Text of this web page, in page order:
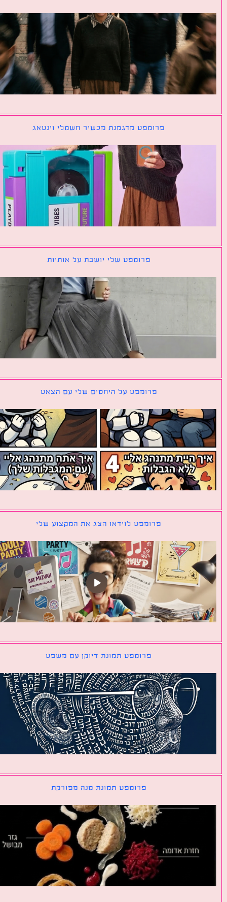
פרומפט מדגמנת מכשיר חשמלי וינטאג
פרומפט שלי יושבת על אותיות
פרומפט על היחסים שלי עם הצאט
פרומפט לוידאו הצג את המקצוע שלי
פרומפט תמונת דיוקן עם משפט
פרומפט תמונת מנה מפורקת